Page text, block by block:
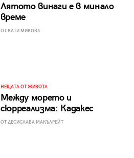
Лятото винаги е в минало
време
ОТ КАТИ МИКОВА
НЕЩАТА ОТ ЖИВОТА
Между морето и
сюрреализма: Кадакес
ОТ ДЕСИСЛАВА МАКЪЛРЕЙТ